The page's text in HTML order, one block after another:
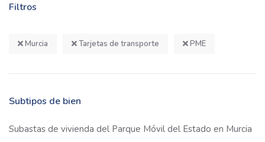
Filtros
Murcia Tarjetas de transporte PME
Subtipos de bien
Subastas de vivienda del Parque Móvil del Estado en Murcia